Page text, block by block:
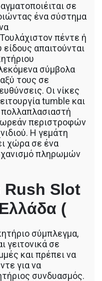
σε
ένα σύστημα
πέντε ή
απαιτούνται
σύμβολα
τους σε
Οι νίκες
tumble και
πολλαπλασιαστή
περιστροφών
Η γεμάτη
χώρα σε ένα
πληρωμών
Rush Slot
(
σύμπλεγμα,
γειτονικά σε
και πρέπει να
για να
συνδυασμός.